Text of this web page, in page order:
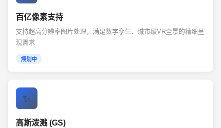
百亿像素支持
支持超高分辨率图片处理，满足数字孪生、城市级VR全景的精细呈
现需求
规划中
✨
高斯泼溅 (GS)